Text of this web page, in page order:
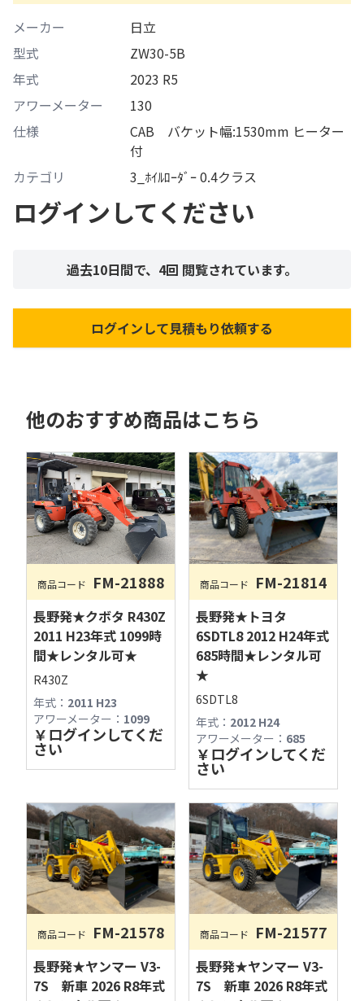
メーカー
日立
型式
ZW30-5B
年式
2023 R5
アワーメーター
130
仕様
CAB バケット幅:1530mm ヒーター
付
カテゴリ
3_ﾎｲﾙﾛｰﾀﾞｰ 0.4クラス
ログインしてください
過去10日間で、 4回 閲覧されています。
ログインして見積もり依頼する
他のおすすめ商品はこちら
商品コード FM-21888
長野発★クボタ R430Z
2011 H23年式 1099時
間★レンタル可★
R430Z
年式： 2011 H23
アワーメーター： 1099
￥ログインしてくだ
さい
商品コード FM-21814
長野発★トヨタ
6SDTL8 2012 H24年式
685時間★レンタル可
★
6SDTL8
年式： 2012 H24
アワーメーター： 685
￥ログインしてくだ
さい
商品コード FM-21578
長野発★ヤンマー V3-
7S 新車 2026 R8年式
商品コード FM-21577
長野発★ヤンマー V3-
7S 新車 2026 R8年式
フィールドマシナリーAIチャットへようこそ！
営業時間やサービス内容、商品探しの際にご利
古物商許可：長野県公安委員会 第481280800012号